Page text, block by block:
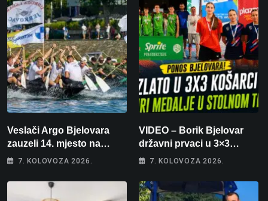
Veslači Argo Bjelovara
zauzeli 14. mjesto na
brzincu
7. KOLOVOZA 2026.
VIDEO – Borik Bjelovar
državni prvaci u 3×3
košarci, Klara Končar je
stolnom tenisu!
7. KOLOVOZA 2026.